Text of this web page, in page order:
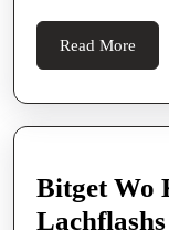
Read More
More
Bitget Wo